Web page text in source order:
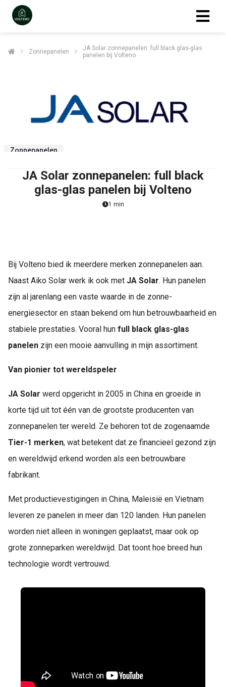
Zonnepanelen
JA Solar zonnepanelen: full black glas-glas
panelen bij Volteno
Zonnepanelen
JA Solar zonnepanelen: full black
glas-glas panelen bij Volteno
1 min
Bij Volteno bied ik meerdere merken zonnepanelen aan.
Naast Aiko Solar werk ik ook met JA Solar. Hun panelen
zijn al jarenlang een vaste waarde in de zonne-
energiesector en staan bekend om hun betrouwbaarheid en
stabiele prestaties. Vooral hun full black glas-glas
panelen zijn een mooie aanvulling in mijn assortiment.
Van pionier tot wereldspeler
JA Solar werd opgericht in 2005 in China en groeide in
korte tijd uit tot één van de grootste producenten van
zonnepanelen ter wereld. Ze behoren tot de zogenaamde
Tier-1 merken, wat betekent dat ze financieel gezond zijn
en wereldwijd erkend worden als een betrouwbare
fabrikant.
Met productievestigingen in China, Maleisië en Vietnam
leveren ze panelen in meer dan 120 landen. Hun panelen
worden niet alleen in woningen geplaatst, maar ook op
grote zonneparken wereldwijd. Dat toont hoe breed hun
technologie wordt vertrouwd.